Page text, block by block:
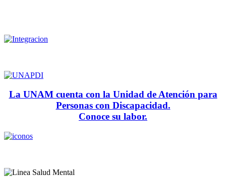
La UNAM cuenta con la Unidad de Atención para
Personas con Discapacidad.
Conoce su labor.